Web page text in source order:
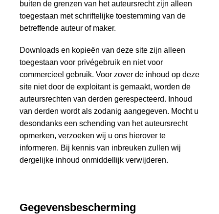
buiten de grenzen van het auteursrecht zijn alleen
toegestaan met schriftelijke toestemming van de
betreffende auteur of maker.
Downloads en kopieën van deze site zijn alleen
toegestaan voor privégebruik en niet voor
commercieel gebruik. Voor zover de inhoud op deze
site niet door de exploitant is gemaakt, worden de
auteursrechten van derden gerespecteerd. Inhoud
van derden wordt als zodanig aangegeven. Mocht u
desondanks een schending van het auteursrecht
opmerken, verzoeken wij u ons hierover te
informeren. Bij kennis van inbreuken zullen wij
dergelijke inhoud onmiddellijk verwijderen.
Gegevensbescherming